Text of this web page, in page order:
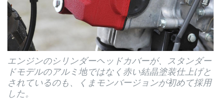
エンジンのシリンダーヘッドカバーが、スタンダー
ドモデルのアルミ地ではなく赤い結晶塗装仕上げと
されているのも、くまモンバージョンが初めて採用
した。